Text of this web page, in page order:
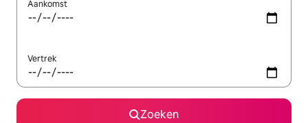
Aankomst
Vertrek
Zoeken